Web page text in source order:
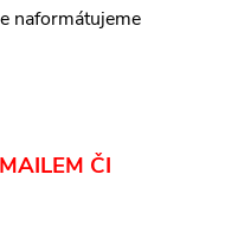
naformátujeme
ČI